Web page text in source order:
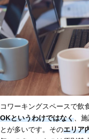
コワーキングスペースで飲
OKというわけではなく 、
とが多いです。そのエリア